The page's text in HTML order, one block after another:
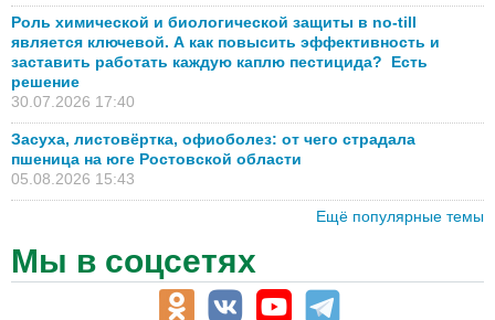
Роль химической и биологической защиты в no-till
является ключевой. А как повысить эффективность и
заставить работать каждую каплю пестицида? Есть
решение
30.07.2026 17:40
Засуха, листовёртка, офиоболез: от чего страдала
пшеница на юге Ростовской области
05.08.2026 15:43
Ещё популярные темы
Мы в соцсетях